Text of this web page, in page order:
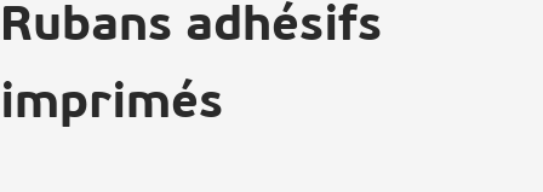
Rubans adhésifs
imprimés